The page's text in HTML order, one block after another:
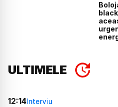
ULTIMELE
12:14Interviu